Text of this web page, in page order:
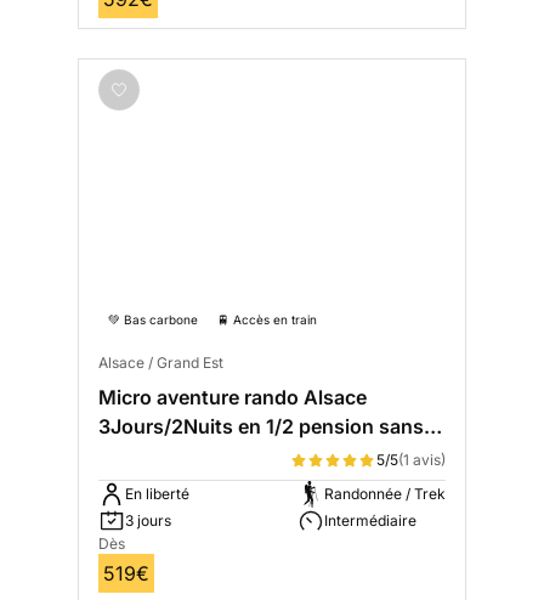
💚 Bas carbone 🚆 Accès en train
Alsace / Grand Est
Micro aventure rando Alsace
3Jours/2Nuits en 1/2 pension sans
5/5(1 avis)
En liberté
3 jours
Randonnée / Trek
Intermédiaire
Dès
519€